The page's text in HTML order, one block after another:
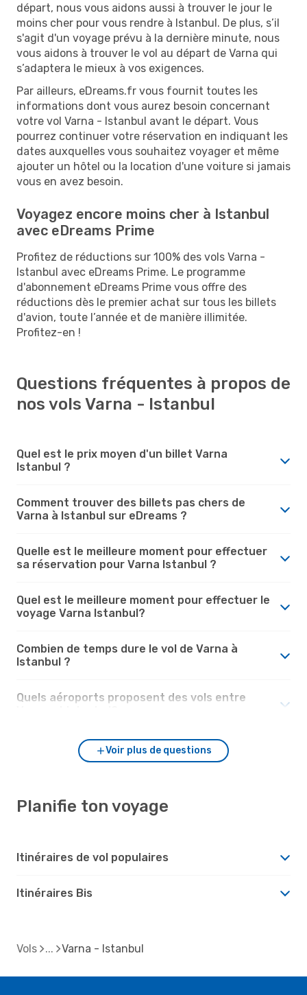
départ, nous vous aidons aussi à trouver le jour le
moins cher pour vous rendre à Istanbul. De plus, s’il
s'agit d'un voyage prévu à la dernière minute, nous
vous aidons à trouver le vol au départ de Varna qui
s’adaptera le mieux à vos exigences.
Par ailleurs, eDreams.fr vous fournit toutes les
informations dont vous aurez besoin concernant
votre vol Varna - Istanbul avant le départ. Vous
pourrez continuer votre réservation en indiquant les
dates auxquelles vous souhaitez voyager et même
ajouter un hôtel ou la location d'une voiture si jamais
vous en avez besoin.
Voyagez encore moins cher à Istanbul
avec eDreams Prime
Profitez de réductions sur 100% des vols Varna -
Istanbul avec eDreams Prime. Le programme
d'abonnement eDreams Prime vous offre des
réductions dès le premier achat sur tous les billets
d'avion, toute l’année et de manière illimitée.
Profitez-en !
Questions fréquentes à propos de
nos vols Varna - Istanbul
Quel est le prix moyen d'un billet Varna
Istanbul ?
Comment trouver des billets pas chers de
Varna à Istanbul sur eDreams ?
Quelle est le meilleure moment pour effectuer
sa réservation pour Varna Istanbul ?
Quel est le meilleure moment pour effectuer le
voyage Varna Istanbul?
Combien de temps dure le vol de Varna à
Istanbul ?
Quels aéroports proposent des vols entre
Voir plus de questions
Planifie ton voyage
Itinéraires de vol populaires
Itinéraires Bis
Vols Varna - Istanbul